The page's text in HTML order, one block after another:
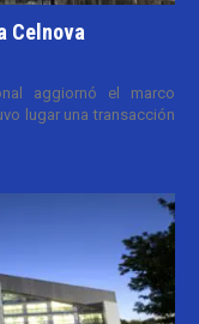
Celnova
aggiornó el marco
lugar una transacción